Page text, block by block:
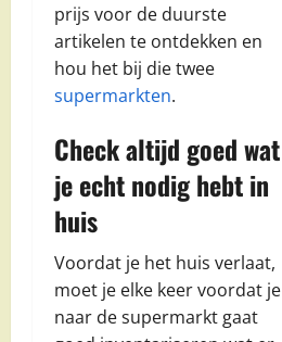
prijs voor de duurste
artikelen te ontdekken en
hou het bij die twee
supermarkten.
Check altijd goed wat
je echt nodig hebt in
huis
Voordat je het huis verlaat,
moet je elke keer voordat je
naar de supermarkt gaat